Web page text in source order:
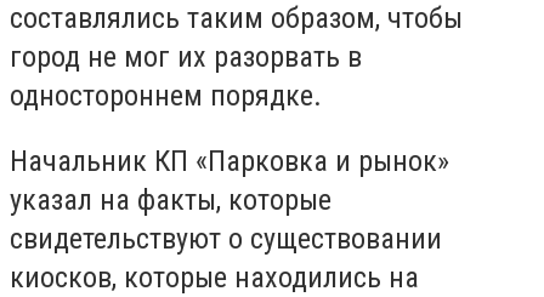
составлялись таким образом, чтобы
город не мог их разорвать в
одностороннем порядке.
Начальник КП «Парковка и рынок»
указал на факты, которые
свидетельствуют о существовании
киосков, которые находились на